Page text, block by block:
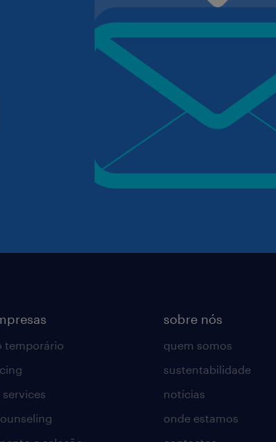
temporário
sobre nós
quem somos
sustentabilidade
notícias
onde estamos